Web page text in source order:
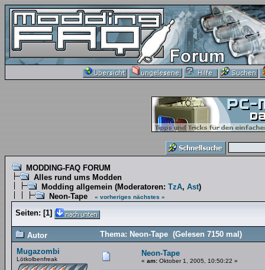
MODDING-FAQ FORUM
Alles rund ums Modden
Modding allgemein (Moderatoren: TzA, Ast)
Neon-Tape
« vorheriges nächstes »
Seiten: [1]
Autor
Thema: Neon-Tape (Gelesen 7150 mal)
Mugazombi
Lötkolbenfreak
Neon-Tape
« am: Oktober 1, 2005, 10:50:22 »